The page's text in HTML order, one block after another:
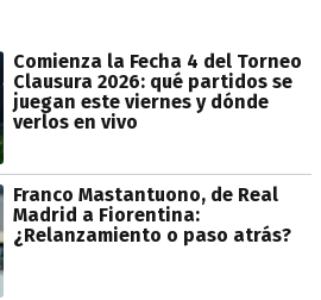
Comienza la Fecha 4 del Torneo
Clausura 2026: qué partidos se
juegan este viernes y dónde
verlos en vivo
Franco Mastantuono, de Real
Madrid a Fiorentina:
¿Relanzamiento o paso atrás?